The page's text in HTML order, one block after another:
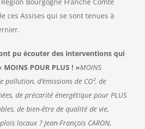
ces Assises qui se sont tenues à
pu écouter des interventions qui
POUR PLUS ! »MOINS
pollution, d’émissions de CO², de
de précarité énergétique pour PLUS
de bien-être de qualité de vie,
locaux ?Jean-François CARON,